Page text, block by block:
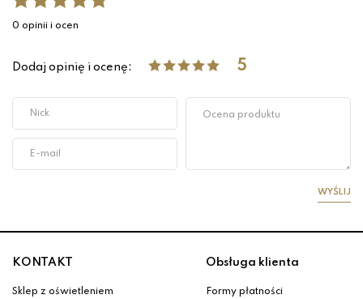
0 opinii i ocen
Dodaj opinię i ocenę: 5
WYŚLIJ
KONTAKT
Sklep z oświetleniem
Obsługa klienta
Formy płatności